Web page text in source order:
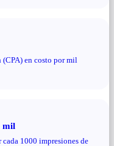
en costo por mil
mil
1000 impresiones de